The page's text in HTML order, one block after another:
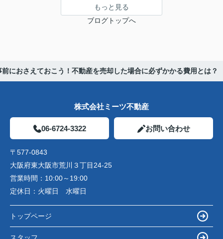
もっと見る
ブログトップへ
前におさえておこう！不動産を売却した場合に必ずかかる費用とは？
株式会社ミーツ不動産
06-6724-3322 お問い合わせ
〒577-0843
大阪府東大阪市荒川３丁目24-25
営業時間： 10:00～19:00
定休日： 火曜日 水曜日
トップページ